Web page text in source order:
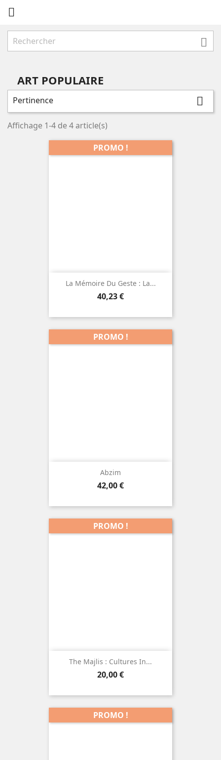


ART POPULAIRE
Pertinence 
Affichage 1-4 de 4 article(s)
La Mémoire Du Geste : La...
Prix
40,23 €
PROMO !
Abzim
Prix
42,00 €
PROMO !
The Majlis : Cultures In...
Prix
20,00 €
PROMO !
PROMO !